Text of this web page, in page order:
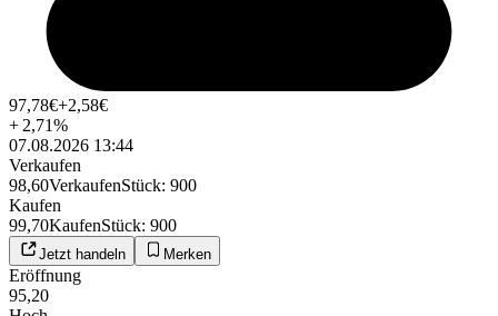
97,78€+2,58€
+ 2,71%
07.08.2026 13:44
Verkaufen
98,60VerkaufenStück: 900
Kaufen
99,70KaufenStück: 900
Jetzt handeln Merken
Eröffnung
95,20